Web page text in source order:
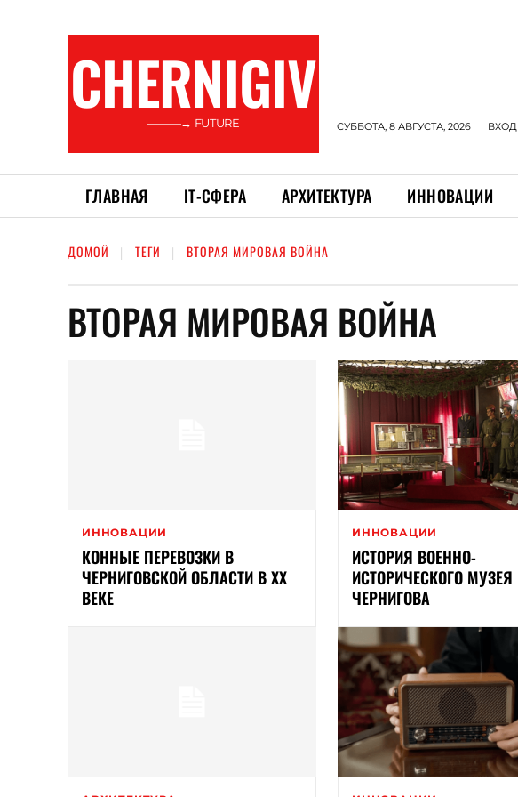
CHERNIGIV
———→ FUTURE СУББОТА, 8 АВГУСТА, 2026 ВХОД
ГЛАВНАЯ ІТ-СФЕРА АРХИТЕКТУРА ИННОВАЦИИ
ДОМОЙ ТЕГИ ВТОРАЯ МИРОВАЯ ВОЙНА
ВТОРАЯ МИРОВАЯ ВОЙНА
ИННОВАЦИИ
КОННЫЕ ПЕРЕВОЗКИ В
ЧЕРНИГОВСКОЙ ОБЛАСТИ В XX
ВЕКЕ
ИННОВАЦИИ
ИСТОРИЯ ВОЕННО-
ИСТОРИЧЕСКОГО МУЗЕЯ
ЧЕРНИГОВА